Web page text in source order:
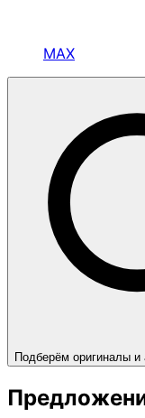
MAX
Подберём оригиналы